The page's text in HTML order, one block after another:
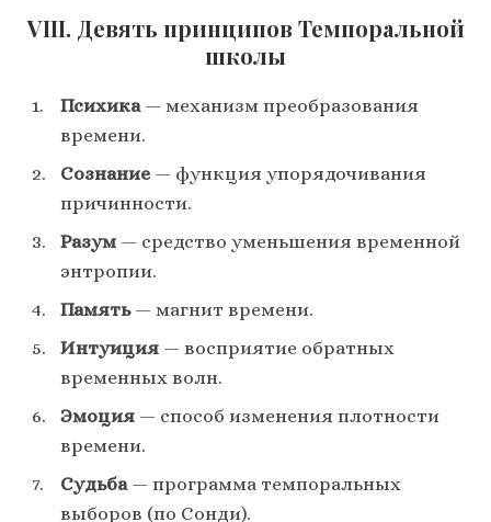
VIII. Девять принципов Темпоральной
школы
Психика — механизм преобразования
времени.
Сознание — функция упорядочивания
причинности.
Разум — средство уменьшения временной
энтропии.
Память— магнит времени.
Интуиция — восприятие обратных
временных волн.
Эмоция — способ изменения плотности
времени.
Судьба — программа темпоральных
выборов (по Сонди).